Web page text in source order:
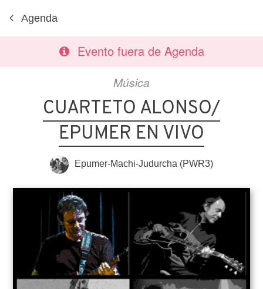
Agenda
Evento fuera de Agenda
Música
CUARTETO ALONSO/
EPUMER EN VIVO
Epumer-Machi-Judurcha (PWR3)